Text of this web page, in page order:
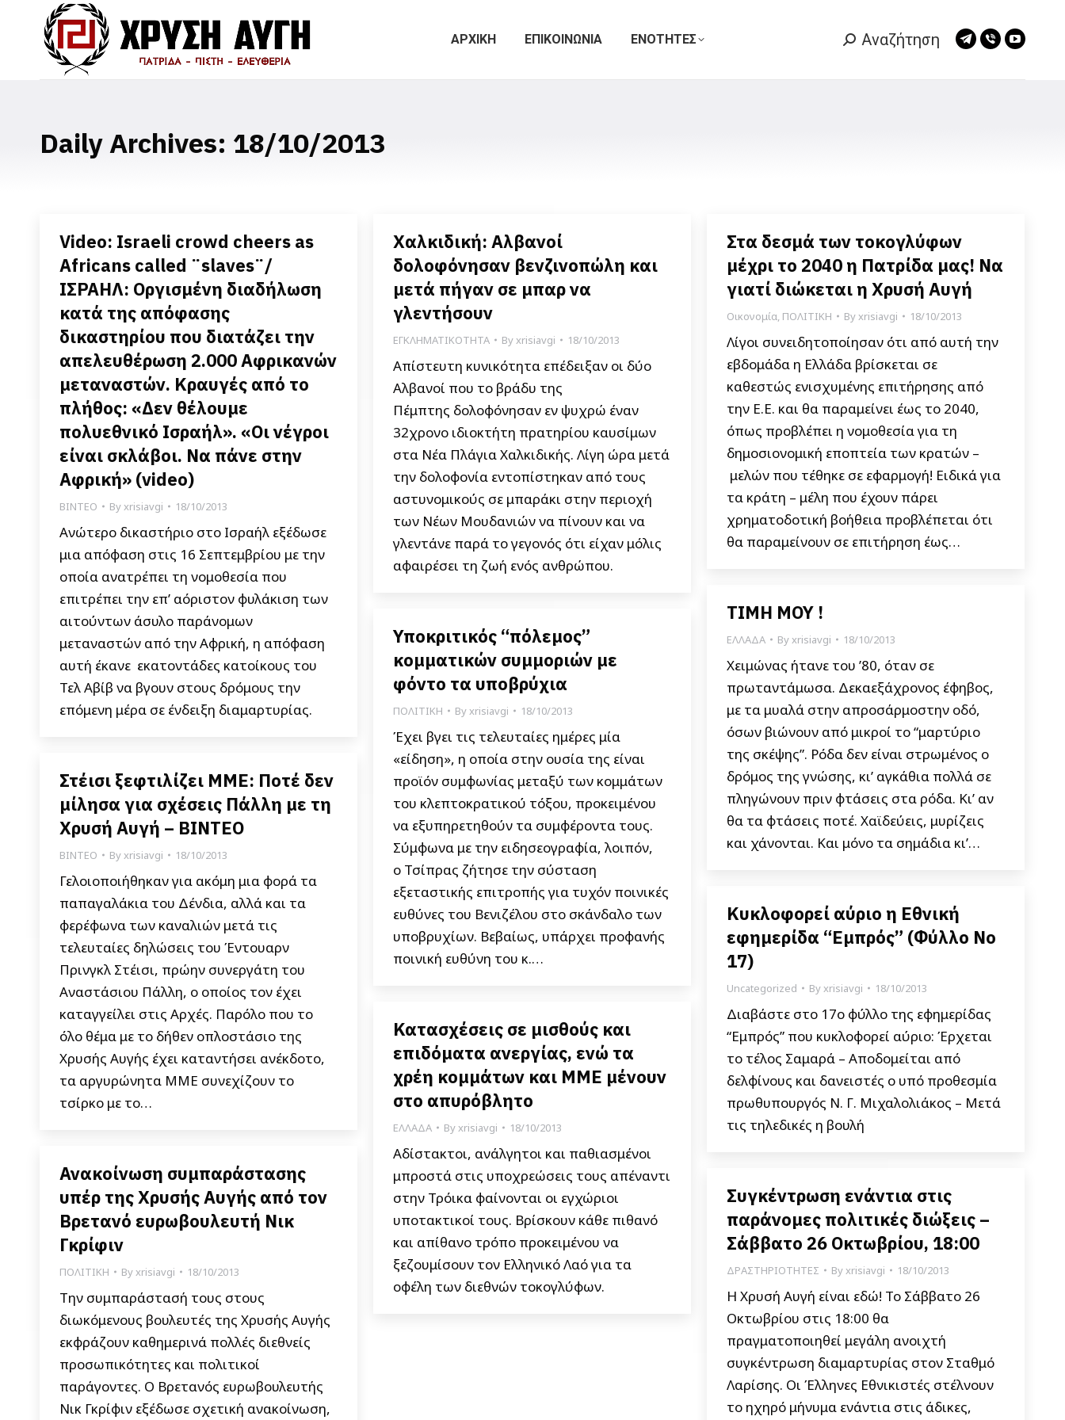
ΑΡΧΙΚΗ ΕΠΙΚΟΙΝΩΝΙΑ ΕΝΟΤΗΤΕΣ Search:
Αναζήτηση
Telegram
Viber
Daily Archives: 18/10/2013
Video: Israeli crowd cheers as
Africans called ¨slaves¨/
ΙΣΡΑΗΛ: Οργισμένη διαδήλωση
κατά της απόφασης
δικαστηρίου που διατάζει την
απελευθέρωση 2.000 Αφρικανών
μεταναστών. Κραυγές από το
πλήθος: «Δεν θέλουμε
πολυεθνικό Ισραήλ». «Οι νέγροι
είναι σκλάβοι. Να πάνε στην
Αφρική» (video)
ΒΙΝΤΕΟ Byxrisiavgi 18/10/2013
Ανώτερο δικαστήριο στο Ισραήλ εξέδωσε
μια απόφαση στις 16 Σεπτεμβρίου με την
οποία ανατρέπει τη νομοθεσία που
επιτρέπει την επ’ αόριστον φυλάκιση των
αιτούντων άσυλο παράνομων
μεταναστών από την Αφρική, η απόφαση
αυτή έκανε εκατοντάδες κατοίκους του
Τελ Αβίβ να βγουν στους δρόμους την
επόμενη μέρα σε ένδειξη διαμαρτυρίας.
Χαλκιδική: Αλβανοί
δολοφόνησαν βενζινοπώλη και
μετά πήγαν σε μπαρ να
γλεντήσουν
ΕΓΚΛΗΜΑΤΙΚΟΤΗΤΑ Byxrisiavgi 18/10/2013
Απίστευτη κυνικότητα επέδειξαν οι δύο
Αλβανοί που το βράδυ της
Πέμπτης δολοφόνησαν εν ψυχρώ έναν
32χρονο ιδιοκτήτη πρατηρίου καυσίμων
στα Νέα Πλάγια Χαλκιδικής. Λίγη ώρα μετά
την δολοφονία εντοπίστηκαν από τους
αστυνομικούς σε μπαράκι στην περιοχή
των Νέων Μουδανιών να πίνουν και να
γλεντάνε παρά το γεγονός ότι είχαν μόλις
αφαιρέσει τη ζωή ενός ανθρώπου.
Στα δεσμά των τοκογλύφων
μέχρι το 2040 η Πατρίδα μας! Να
γιατί διώκεται η Χρυσή Αυγή
Οικονομία, ΠΟΛΙΤΙΚΗ Byxrisiavgi 18/10/2013
Λίγοι συνειδητοποίησαν ότι από αυτή την
εβδομάδα η Ελλάδα βρίσκεται σε
καθεστώς ενισχυμένης επιτήρησης από
την Ε.Ε. και θα παραμείνει έως το 2040,
όπως προβλέπει η νομοθεσία για τη
δημοσιονομική εποπτεία των κρατών –
μελών που τέθηκε σε εφαρμογή! Ειδικά για
τα κράτη – μέλη που έχουν πάρει
χρηματοδοτική βοήθεια προβλέπεται ότι
θα παραμείνουν σε επιτήρηση έως…
ΤΙΜΗ ΜΟΥ !
ΕΛΛΑΔΑ Byxrisiavgi 18/10/2013
Χειμώνας ήτανε του ’80, όταν σε
πρωταντάμωσα. Δεκαεξάχρονος έφηβος,
με τα μυαλά στην απροσάρμοστην οδό,
όσων βιώνουν από μικροί το “μαρτύριο
της σκέψης”. Ρόδα δεν είναι στρωμένος ο
δρόμος της γνώσης, κι’ αγκάθια πολλά σε
πληγώνουν πριν φτάσεις στα ρόδα. Κι’ αν
θα τα φτάσεις ποτέ. Χαϊδεύεις, μυρίζεις
και χάνονται. Και μόνο τα σημάδια κι’…
Υποκριτικός “πόλεμος”
κομματικών συμμοριών με
φόντο τα υποβρύχια
ΠΟΛΙΤΙΚΗ Byxrisiavgi 18/10/2013
Έχει βγει τις τελευταίες ημέρες μία
«είδηση», η οποία στην ουσία της είναι
προϊόν συμφωνίας μεταξύ των κομμάτων
του κλεπτοκρατικού τόξου, προκειμένου
να εξυπηρετηθούν τα συμφέροντα τους.
Σύμφωνα με την ειδησεογραφία, λοιπόν,
ο Τσίπρας ζήτησε την σύσταση
εξεταστικής επιτροπής για τυχόν ποινικές
ευθύνες του Βενιζέλου στο σκάνδαλο των
υποβρυχίων. Βεβαίως, υπάρχει προφανής
ποινική ευθύνη του κ.…
Στέισι ξεφτιλίζει ΜΜΕ: Ποτέ δεν
μίλησα για σχέσεις Πάλλη με τη
Χρυσή Αυγή – ΒΙΝΤΕΟ
ΒΙΝΤΕΟ Byxrisiavgi 18/10/2013
Γελοιοποιήθηκαν για ακόμη μια φορά τα
παπαγαλάκια του Δένδια, αλλά και τα
φερέφωνα των καναλιών μετά τις
τελευταίες δηλώσεις του Έντουαρν
Πρινγκλ Στέισι, πρώην συνεργάτη του
Αναστάσιου Πάλλη, ο οποίος τον έχει
καταγγείλει στις Αρχές. Παρόλο που το
όλο θέμα με το δήθεν οπλοστάσιο της
Χρυσής Αυγής έχει καταντήσει ανέκδοτο,
τα αργυρώνητα ΜΜΕ συνεχίζουν το
τσίρκο με το…
Κυκλοφορεί αύριο η Εθνική
εφημερίδα “Εμπρός” (Φύλλο Νο
17)
Uncategorized Byxrisiavgi 18/10/2013
Διαβάστε στο 17ο φύλλο της εφημερίδας
“Εμπρός” που κυκλοφορεί αύριο: Έρχεται
το τέλος Σαμαρά – Αποδομείται από
δελφίνους και δανειστές ο υπό προθεσμία
πρωθυπουργός Ν. Γ. Μιχαλολιάκος – Μετά
τις τηλεδικές η βουλή
Κατασχέσεις σε μισθούς και
επιδόματα ανεργίας, ενώ τα
χρέη κομμάτων και ΜΜΕ μένουν
στο απυρόβλητο
ΕΛΛΑΔΑ Byxrisiavgi 18/10/2013
Αδίστακτοι, ανάλγητοι και παθιασμένοι
μπροστά στις υποχρεώσεις τους απέναντι
στην Τρόικα φαίνονται οι εγχώριοι
υποτακτικοί τους. Βρίσκουν κάθε πιθανό
και απίθανο τρόπο προκειμένου να
ξεζουμίσουν τον Ελληνικό Λαό για τα
οφέλη των διεθνών τοκογλύφων.
Ανακοίνωση συμπαράστασης
υπέρ της Χρυσής Αυγής από τον
Βρετανό ευρωβουλευτή Νικ
Γκρίφιν
ΠΟΛΙΤΙΚΗ Byxrisiavgi 18/10/2013
Την συμπαράστασή τους στους
διωκόμενους βουλευτές της Χρυσής Αυγής
εκφράζουν καθημερινά πολλές διεθνείς
προσωπικότητες και πολιτικοί
παράγοντες. Ο Βρετανός ευρωβουλευτής
Νικ Γκρίφιν εξέδωσε σχετική ανακοίνωση,
Συγκέντρωση ενάντια στις
παράνομες πολιτικές διώξεις –
Σάββατο 26 Οκτωβρίου, 18:00
ΔΡΑΣΤΗΡΙΟΤΗΤΕΣ Byxrisiavgi 18/10/2013
Η Χρυσή Αυγή είναι εδώ! Το Σάββατο 26
Οκτωβρίου στις 18:00 θα
πραγματοποιηθεί μεγάλη ανοιχτή
συγκέντρωση διαμαρτυρίας στον Σταθμό
Λαρίσης. Οι Έλληνες Εθνικιστές στέλνουν
το ηχηρό μήνυμα ενάντια στις άδικες,